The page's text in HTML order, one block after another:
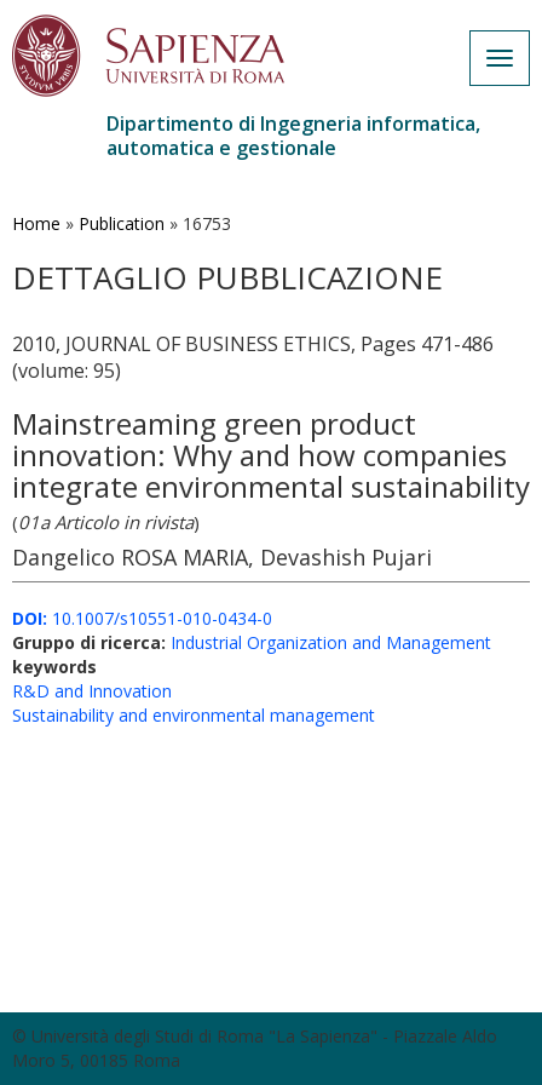
contenuto
Dipartimento di Ingegneria informatica,
automatica e gestionale
Home » Publication » 16753
DETTAGLIO PUBBLICAZIONE
2010, JOURNAL OF BUSINESS ETHICS, Pages 471-486
(volume: 95)
Mainstreaming green product
innovation: Why and how companies
integrate environmental sustainability
(01a Articolo in rivista)
Dangelico ROSA MARIA, Devashish Pujari
DOI: 10.1007/s10551-010-0434-0
Gruppo di ricerca: Industrial Organization and Management
keywords
R&D and Innovation
Sustainability and environmental management
© Università degli Studi di Roma "La Sapienza" - Piazzale Aldo
Moro 5, 00185 Roma